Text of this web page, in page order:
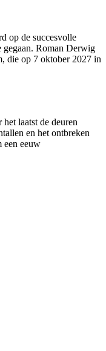
op de succesvolle
gegaan. Roman Derwig
die op 7 oktober 2027 in
laatst de deuren
en het ontbreken
een eeuw